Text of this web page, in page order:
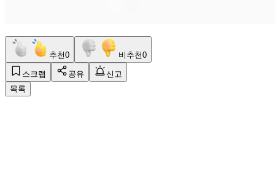
추천0 비추천0
스크랩 공유
신고
목록